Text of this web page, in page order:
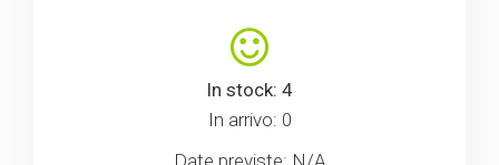
In stock: 4
In arrivo: 0
Date previste: N/A